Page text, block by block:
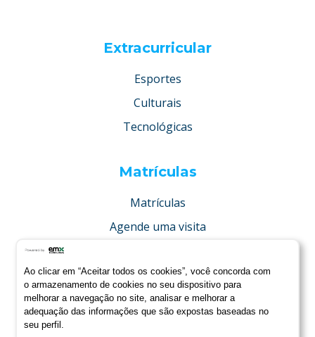
Extracurricular
Esportes
Culturais
Tecnológicas
Matrículas
Matrículas
Agende uma visita
Condições especiais
Ao clicar em “Aceitar todos os cookies”, você concorda com
o armazenamento de cookies no seu dispositivo para
melhorar a navegação no site, analisar e melhorar a
adequação das informações que são expostas baseadas no
seu perfil.